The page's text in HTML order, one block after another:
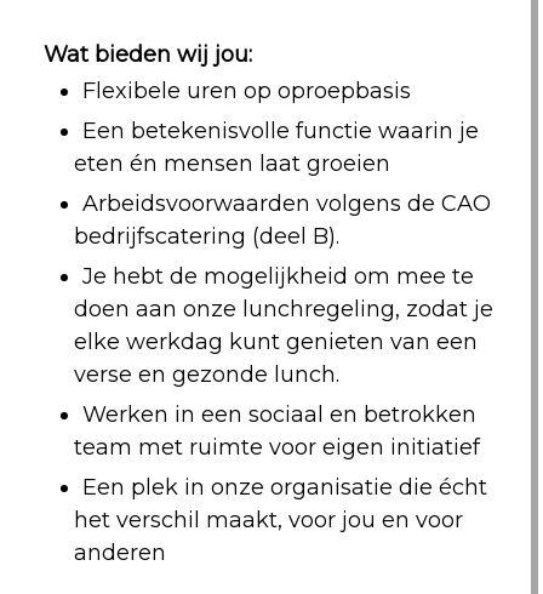
Wat bieden wij jou:
Flexibele uren op oproepbasis
Een betekenisvolle functie waarin je
eten én mensen laat groeien
Arbeidsvoorwaarden volgens de CAO
bedrijfscatering (deel B).
Je hebt de mogelijkheid om mee te
doen aan onze lunchregeling, zodat je
elke werkdag kunt genieten van een
verse en gezonde lunch.
Werken in een sociaal en betrokken
team met ruimte voor eigen initiatief
Een plek in onze organisatie die écht
het verschil maakt, voor jou en voor
anderen